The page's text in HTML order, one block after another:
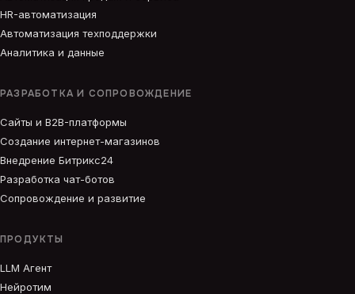
HR-автоматизация
Автоматизация техподдержки
Аналитика и данные
РАЗРАБОТКА И СОПРОВОЖДЕНИЕ
Сайты и B2B-платформы
Создание интернет-магазинов
Внедрение Битрикс24
Разработка чат-ботов
Сопровождение и развитие
ПРОДУКТЫ
LLM Агент
Нейротим